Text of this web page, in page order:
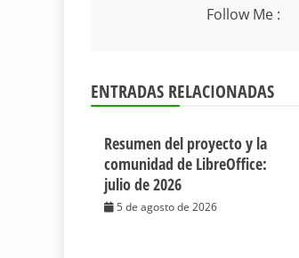
Follow Me :
ENTRADAS RELACIONADAS
Resumen del proyecto y la
comunidad de LibreOffice:
julio de 2026
5 de agosto de 2026